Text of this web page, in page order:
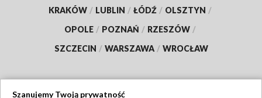
KRAKÓW / LUBLIN / ŁÓDŹ / OLSZTYN /
OPOLE / POZNAŃ / RZESZÓW /
SZCZECIN / WARSZAWA / WROCŁAW
Szanujemy Twoją prywatność